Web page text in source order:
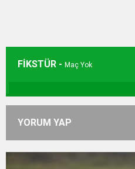
FİKSTÜR - Maç Yok
YORUM YAP